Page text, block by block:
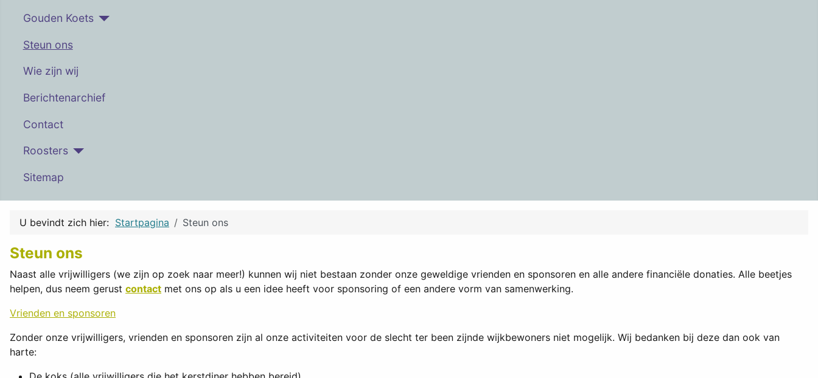
Gouden Koets
Steun ons
Wie zijn wij
Berichtenarchief
Contact
Roosters
Sitemap
U bevindt zich hier: Startpagina Steun ons
Steun ons
Naast alle vrijwilligers (we zijn op zoek naar meer!) kunnen wij niet bestaan zonder onze geweldige vrienden en sponsoren en alle andere financiële donaties. Alle beetjes
helpen, dus neem gerust contact met ons op als u een idee heeft voor sponsoring of een andere vorm van samenwerking.
Vrienden en sponsoren
Zonder onze vrijwilligers, vrienden en sponsoren zijn al onze activiteiten voor de slecht ter been zijnde wijkbewoners niet mogelijk. Wij bedanken bij deze dan ook van
harte: